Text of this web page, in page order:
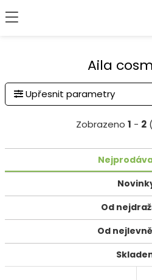
Aila
Upřesnit parametry
Zobrazeno 1 - 2
Od
Od